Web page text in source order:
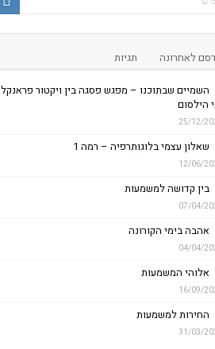
לאחרונה תגיות
השמיים שבתוכנו – מפגש פסגה בין ויקטור פראנקל
הילסום
25/12/
שאלון עצמי בלוגותרפיה – רמה 1
12/06/
בין קדושה למשמעות
07/04/
אהבה בימי הקורונה
04/04/
אלוהי המשמעות
16/09/
החירות למשמעות
31/03/